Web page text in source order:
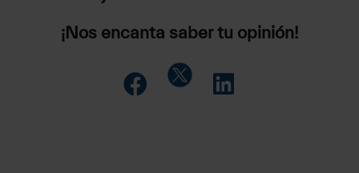
¡Nos encanta saber tu opinión!